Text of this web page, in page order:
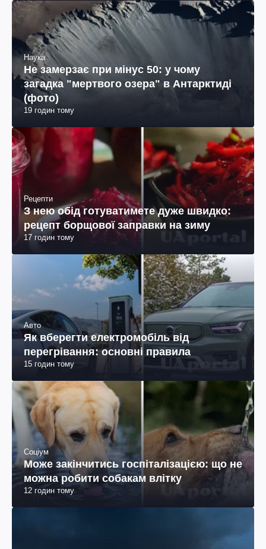
Наука
Не замерзає при мінус 50: у чому
загадка "мертвого озера" в Антарктиді
(фото)
19 годин тому
Рецепти
З нею обід готуватимете дуже швидко:
рецепт борщової заправки на зиму
17 годин тому
Авто
Як вберегти електромобіль від
перегрівання: основні правила
15 годин тому
Соціум
Може закінчитись госпіталізацією: що не
можна робити собакам влітку
12 годин тому